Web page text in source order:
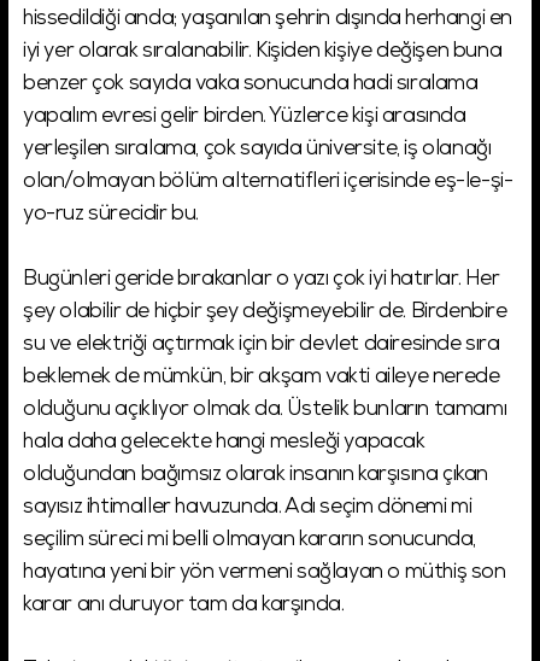
hissedildiği anda; yaşanılan şehrin dışında herhangi en
iyi yer olarak sıralanabilir. Kişiden kişiye değişen buna
benzer çok sayıda vaka sonucunda hadi sıralama
yapalım evresi gelir birden. Yüzlerce kişi arasında
yerleşilen sıralama, çok sayıda üniversite, iş olanağı
olan/olmayan bölüm alternatifleri içerisinde eş-le-şi-
yo-ruz sürecidir bu.
Bugünleri geride bırakanlar o yazı çok iyi hatırlar. Her
şey olabilir de hiçbir şey değişmeyebilir de. Birdenbire
su ve elektriği açtırmak için bir devlet dairesinde sıra
beklemek de mümkün, bir akşam vakti aileye nerede
olduğunu açıklıyor olmak da. Üstelik bunların tamamı
hala daha gelecekte hangi mesleği yapacak
olduğundan bağımsız olarak insanın karşısına çıkan
sayısız ihtimaller havuzunda. Adı seçim dönemi mi
seçilim süreci mi belli olmayan kararın sonucunda,
hayatına yeni bir yön vermeni sağlayan o müthiş son
karar anı duruyor tam da karşında.